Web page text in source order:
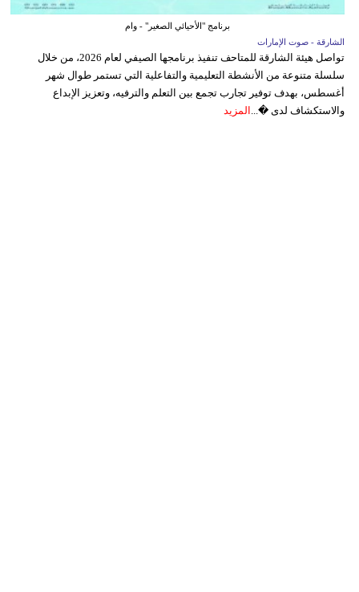
برنامج "الأحيائي الصغير" - وام
الشارقة - صوت الإمارات
تواصل هيئة الشارقة للمتاحف تنفيذ برنامجها الصيفي لعام 2026، من خلال
سلسلة متنوعة من الأنشطة التعليمية والتفاعلية التي تستمر طوال شهر
أغسطس، بهدف توفير تجارب تجمع بين التعلم والترفيه، وتعزيز الإبداع
والاستكشاف لدى �... المزيد